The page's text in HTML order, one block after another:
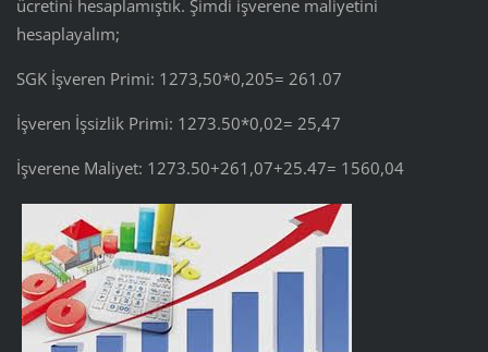
ücretini hesaplamıştık. Şimdi işverene maliyetini
hesaplayalım;
SGK İşveren Primi: 1273,50*0,205= 261.07
İşveren İşsizlik Primi: 1273.50*0,02= 25,47
İşverene Maliyet: 1273.50+261,07+25.47= 1560,04